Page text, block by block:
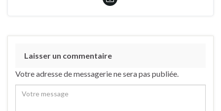
Laisser un commentaire
Votre adresse de messagerie ne sera pas publiée.